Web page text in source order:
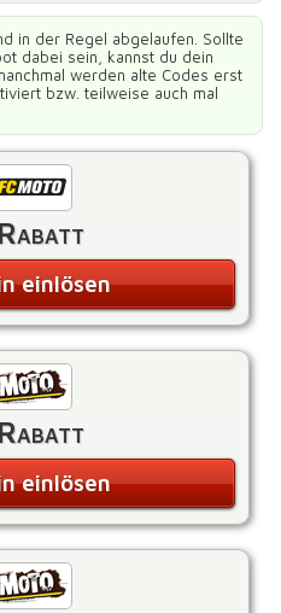
in der Regel abgelaufen. Sollte
dabei sein, kannst du dein
werden alte Codes erst
bzw. teilweise auch mal
einlösen
einlösen